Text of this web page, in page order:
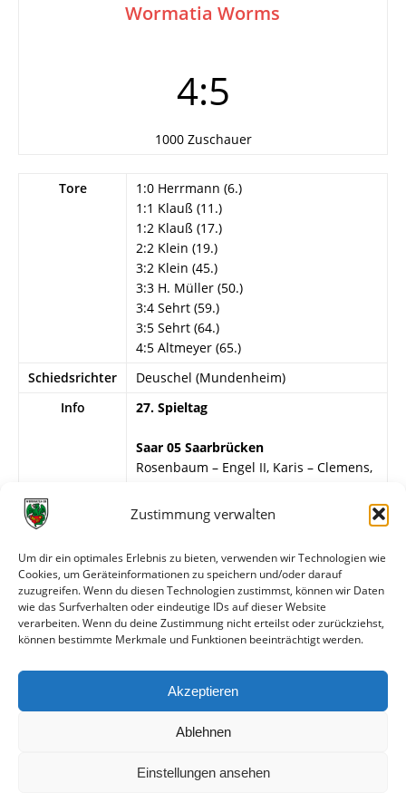
Zustimmung verwalten
Um dir ein optimales Erlebnis zu bieten, verwenden wir Technologien wie
Cookies, um Geräteinformationen zu speichern und/oder darauf
zuzugreifen. Wenn du diesen Technologien zustimmst, können wir Daten
wie das Surfverhalten oder eindeutige IDs auf dieser Website
verarbeiten. Wenn du deine Zustimmung nicht erteilst oder zurückziehst,
können bestimmte Merkmale und Funktionen beeinträchtigt werden.
Akzeptieren
Ablehnen
Einstellungen ansehen
Wormatia Worms
4:5
1000 Zuschauer
Tore
1:0 Herrmann (6.)
1:1 Klauß (11.)
1:2 Klauß (17.)
2:2 Klein (19.)
3:2 Klein (45.)
3:3 H. Müller (50.)
3:4 Sehrt (59.)
3:5 Sehrt (64.)
4:5 Altmeyer (65.)
Schiedsrichter
Deuschel (Mundenheim)
Info
27. Spieltag
Saar 05 Saarbrücken
Rosenbaum – Engel II, Karis – Clemens,
Altmeyer, Engel I, Klein.
G. Bär – Vatter, H. Löb – Mechnig,
Schweizer, Sehrt – Steffen, Klauß,
Molnar, Spikofski, H. Müller.
Alle bisherigen Partien der beiden Mannschaften
anzeigen